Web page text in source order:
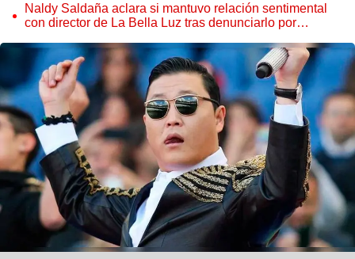
Naldy Saldaña aclara si mantuvo relación sentimental
con director de La Bella Luz tras denunciarlo por